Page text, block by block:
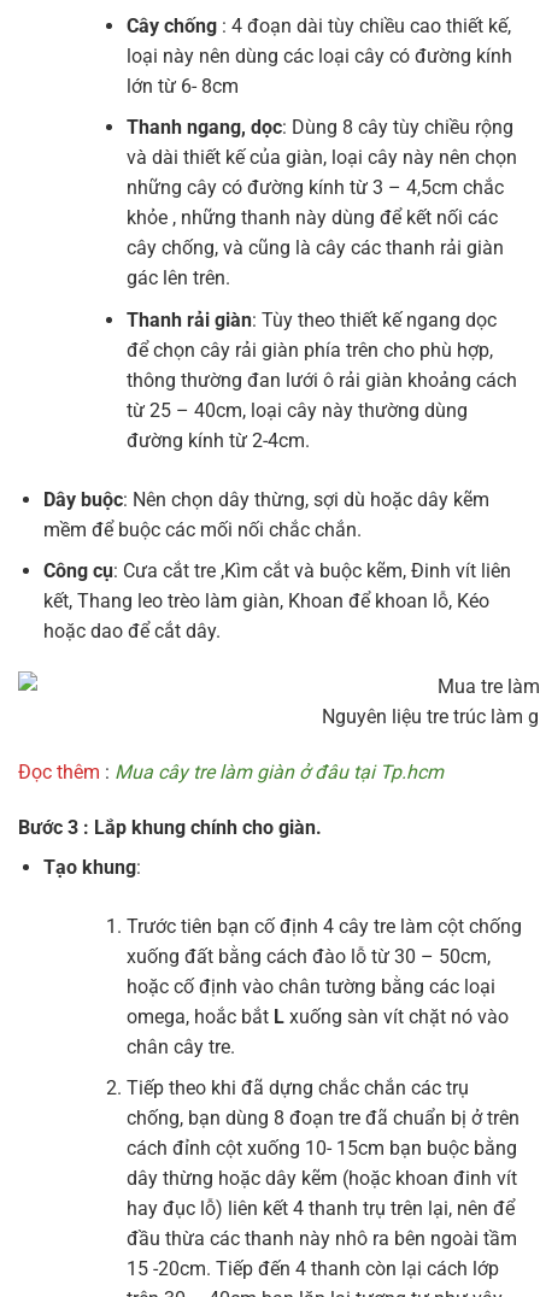
Cây chống : 4 đoạn dài tùy chiều cao thiết kế,
loại này nên dùng các loại cây có đường kính
lớn từ 6- 8cm
Thanh ngang, dọc: Dùng 8 cây tùy chiều rộng
và dài thiết kế của giàn, loại cây này nên chọn
những cây có đường kính từ 3 – 4,5cm chắc
khỏe , những thanh này dùng để kết nối các
cây chống, và cũng là cây các thanh rải giàn
gác lên trên.
Thanh rải giàn: Tùy theo thiết kế ngang dọc
để chọn cây rải giàn phía trên cho phù hợp,
thông thường đan lưới ô rải giàn khoảng cách
từ 25 – 40cm, loại cây này thường dùng
đường kính từ 2-4cm.
Dây buộc: Nên chọn dây thừng, sợi dù hoặc dây kẽm
mềm để buộc các mối nối chắc chắn.
Công cụ: Cưa cắt tre ,Kìm cắt và buộc kẽm, Đinh vít liên
kết, Thang leo trèo làm giàn, Khoan để khoan lỗ, Kéo
hoặc dao để cắt dây.
Nguyên liệu tre trúc làm
Đọc thêm : Mua cây tre làm giàn ở đâu tại Tp.hcm
Bước 3 : Lắp khung chính cho giàn.
Tạo khung:
Trước tiên bạn cố định 4 cây tre làm cột chống
xuống đất bằng cách đào lỗ từ 30 – 50cm,
hoặc cố định vào chân tường bằng các loại
omega, hoắc bắt Lxuống sàn vít chặt nó vào
chân cây tre.
Tiếp theo khi đã dựng chắc chắn các trụ
chống, bạn dùng 8 đoạn tre đã chuẩn bị ở trên
cách đỉnh cột xuống 10- 15cm bạn buộc bằng
dây thừng hoặc dây kẽm (hoặc khoan đinh vít
hay đục lỗ) liên kết 4 thanh trụ trên lại, nên để
đầu thừa các thanh này nhô ra bên ngoài tầm
15 -20cm. Tiếp đến 4 thanh còn lại cách lớp